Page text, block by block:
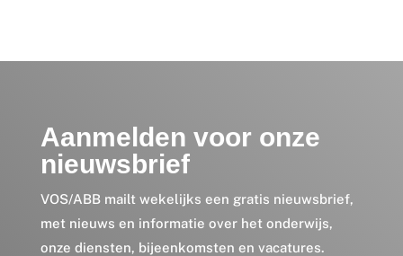
Aanmelden voor onze
nieuwsbrief
VOS/ABB mailt wekelijks een gratis nieuwsbrief,
met nieuws en informatie over het onderwijs,
onze diensten, bijeenkomsten en vacatures.